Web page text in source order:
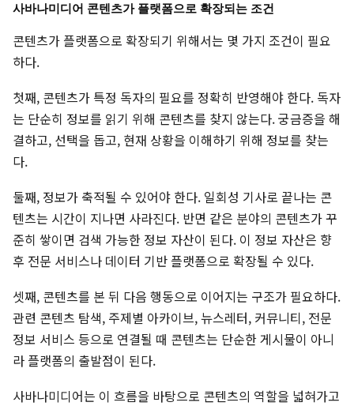
사바나미디어 콘텐츠가 플랫폼으로 확장되는 조건
콘텐츠가 플랫폼으로 확장되기 위해서는 몇 가지 조건이 필요
하다.
첫째, 콘텐츠가 특정 독자의 필요를 정확히 반영해야 한다. 독자
는 단순히 정보를 읽기 위해 콘텐츠를 찾지 않는다. 궁금증을 해
결하고, 선택을 돕고, 현재 상황을 이해하기 위해 정보를 찾는
다.
둘째, 정보가 축적될 수 있어야 한다. 일회성 기사로 끝나는 콘
텐츠는 시간이 지나면 사라진다. 반면 같은 분야의 콘텐츠가 꾸
준히 쌓이면 검색 가능한 정보 자산이 된다. 이 정보 자산은 향
후 전문 서비스나 데이터 기반 플랫폼으로 확장될 수 있다.
셋째, 콘텐츠를 본 뒤 다음 행동으로 이어지는 구조가 필요하다.
관련 콘텐츠 탐색, 주제별 아카이브, 뉴스레터, 커뮤니티, 전문
정보 서비스 등으로 연결될 때 콘텐츠는 단순한 게시물이 아니
라 플랫폼의 출발점이 된다.
사바나미디어는 이 흐름을 바탕으로 콘텐츠의 역할을 넓혀가고